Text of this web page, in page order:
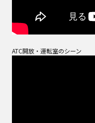
ATC開放・運転室のシーン